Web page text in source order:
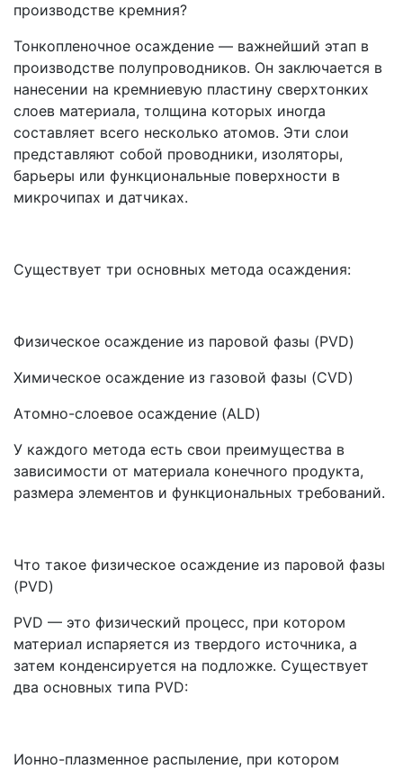
производстве кремния?
Тонкопленочное осаждение — важнейший этап в
производстве полупроводников. Он заключается в
нанесении на кремниевую пластину сверхтонких
слоев материала, толщина которых иногда
составляет всего несколько атомов. Эти слои
представляют собой проводники, изоляторы,
барьеры или функциональные поверхности в
микрочипах и датчиках.
Существует три основных метода осаждения:
Физическое осаждение из паровой фазы (PVD)
Химическое осаждение из газовой фазы (CVD)
Атомно-слоевое осаждение (ALD)
У каждого метода есть свои преимущества в
зависимости от материала конечного продукта,
размера элементов и функциональных требований.
Что такое физическое осаждение из паровой фазы
(PVD)
PVD — это физический процесс, при котором
материал испаряется из твердого источника, а
затем конденсируется на подложке. Существует
два основных типа PVD:
Ионно-плазменное распыление, при котором